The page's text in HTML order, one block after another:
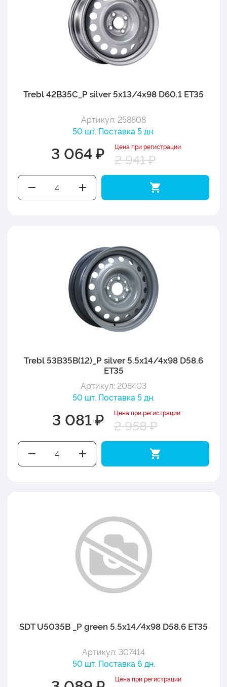
Trebl 42B35C_P silver 5x13/4x98 D60.1 ET35
Артикул: 258808
50 шт. Поставка 5 дн.
3 064 ₽ Цена при регистрации
2 941 ₽
Trebl 53B35B(12)_P silver 5.5x14/4x98 D58.6
ET35
Артикул: 208403
50 шт. Поставка 5 дн.
3 081 ₽ Цена при регистрации
2 958 ₽
SDT U5035B _P green 5.5x14/4x98 D58.6 ET35
Артикул: 307414
50 шт. Поставка 6 дн.
Цена при регистрации